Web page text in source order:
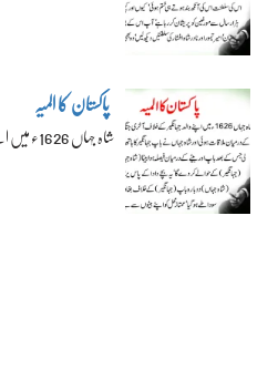
پاکستان کا المیہ
شاہ جہاں 1626ء میں اپنے والد جہانگیر کے خلاف آخری…